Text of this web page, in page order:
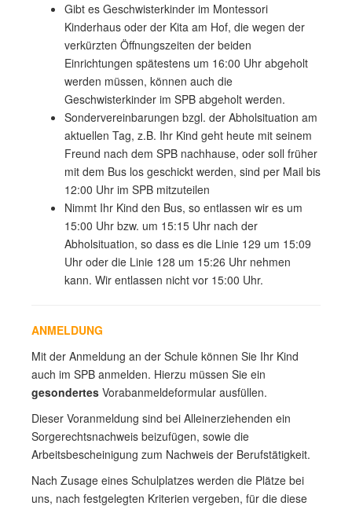
Gibt es Geschwisterkinder im Montessori
Kinderhaus oder der Kita am Hof, die wegen der
verkürzten Öffnungszeiten der beiden
Einrichtungen spätestens um 16:00 Uhr abgeholt
werden müssen, können auch die
Geschwisterkinder im SPB abgeholt werden.
Sondervereinbarungen bzgl. der Abholsituation am
aktuellen Tag, z.B. Ihr Kind geht heute mit seinem
Freund nach dem SPB nachhause, oder soll früher
mit dem Bus los geschickt werden, sind per Mail bis
12:00 Uhr im SPB mitzuteilen
Nimmt Ihr Kind den Bus, so entlassen wir es um
15:00 Uhr bzw. um 15:15 Uhr nach der
Abholsituation, so dass es die Linie 129 um 15:09
Uhr oder die Linie 128 um 15:26 Uhr nehmen
kann. Wir entlassen nicht vor 15:00 Uhr.
ANMELDUNG
Mit der Anmeldung an der Schule können Sie Ihr Kind
auch im SPB anmelden. Hierzu müssen Sie ein
gesondertes Vorabanmeldeformular ausfüllen.
Dieser Voranmeldung sind bei Alleinerziehenden ein
Sorgerechtsnachweis beizufügen, sowie die
Arbeitsbescheinigung zum Nachweis der Berufstätigkeit.
Nach Zusage eines Schulplatzes werden die Plätze bei
uns, nach festgelegten Kriterien vergeben, für die diese